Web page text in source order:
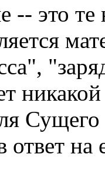
-- это
Сущего
ответ на